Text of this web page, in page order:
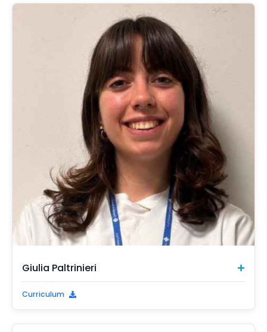
Giulia Paltrinieri
Curriculum